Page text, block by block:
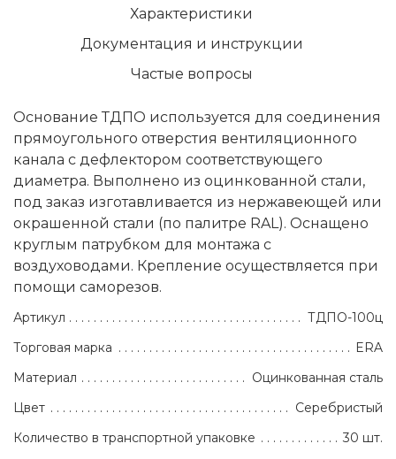
Характеристики
Документация и инструкции
Частые вопросы
Основание ТДПО используется для соединения
прямоугольного отверстия вентиляционного
канала с дефлектором соответствующего
диаметра. Выполнено из оцинкованной стали,
под заказ изготавливается из нержавеющей или
окрашенной стали (по палитре RAL). Оснащено
круглым патрубком для монтажа с
воздуховодами. Крепление осуществляется при
помощи саморезов.
Артикул
ТДПО-100ц
Торговая марка
ERA
Материал
Оцинкованная сталь
Цвет
Серебристый
Количество в транспортной упаковке
30 шт.